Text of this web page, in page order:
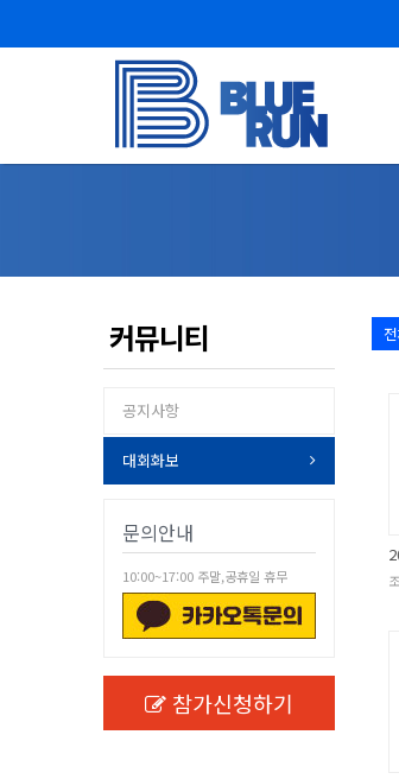
커뮤니티
공지사항
대회화보
문의안내
10:00~17:00 주말,공휴일 휴무
참가신청하기